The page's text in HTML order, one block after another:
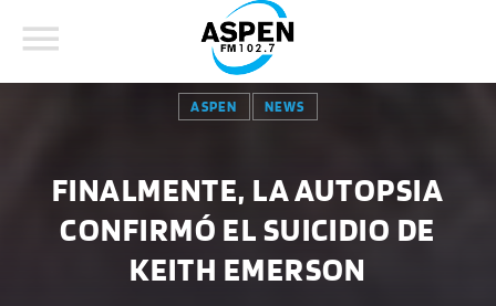
BUSCAR EN EL SITIO:
COMPARTE ESTA PÁGINA EN:
ASPEN NEWS
FINALMENTE, LA AUTOPSIA
CONFIRMÓ EL SUICIDIO DE
KEITH EMERSON